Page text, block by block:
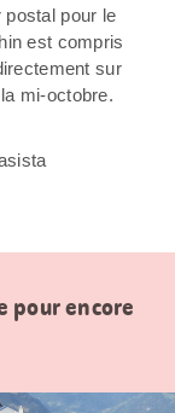
postal pour le
est compris
sur
mi-octobre.
pour encore